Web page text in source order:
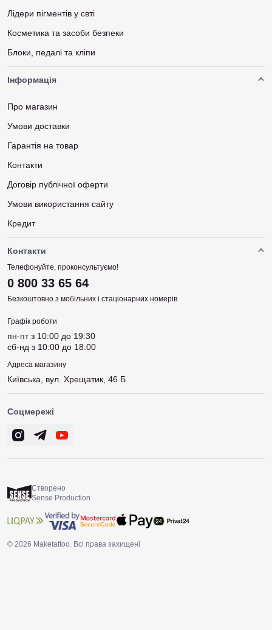
Лідери пігментів у свті
Косметика та засоби безпеки
Блоки, педалі та кліпи
Інформація
Про магазин
Умови доставки
Гарантія на товар
Контакти
Договір публічної оферти
Умови використання сайту
Кредит
Контакти
Телефонуйте, проконсультуємо!
0 800 33 65 64
Безкоштовно з мобільних і стаціонарних номерів
Графік роботи
пн-пт з 10:00 до 19:30
сб-нд з 10:00 до 18:00
Адреса магазину
Київська, вул. Хрещатик, 46 Б
Соцмережі
Створено
Sense Production
© 2026 Maketattoo. Всі права захищені